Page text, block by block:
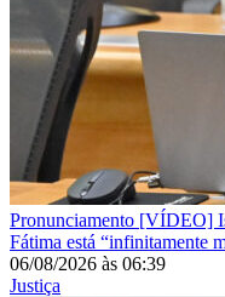
Pronunciamento [VÍDEO]
Fátima está “infinitamente
06/08/2026 às 06:39
Justiça